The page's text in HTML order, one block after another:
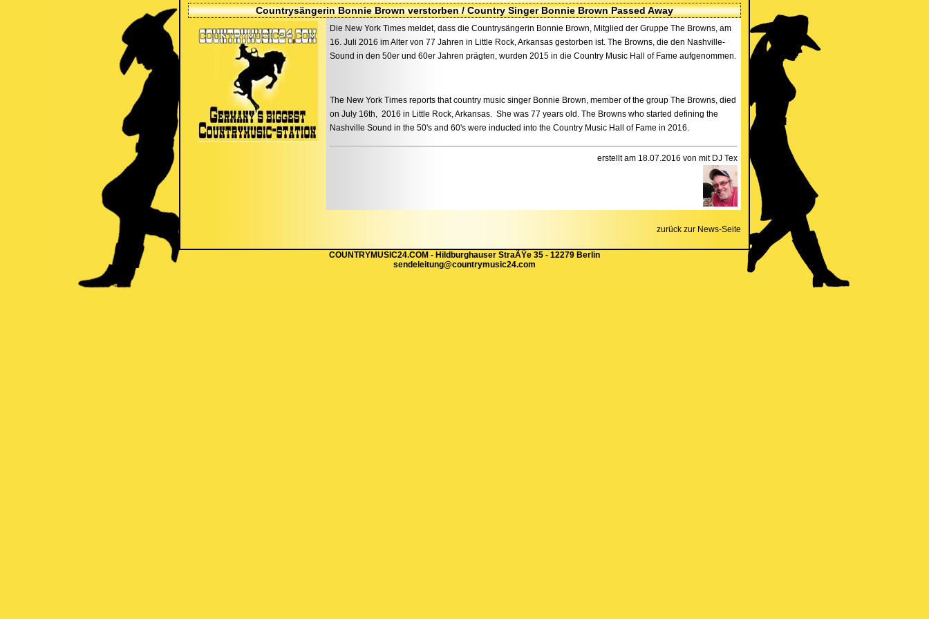
Countrysängerin Bonnie Brown verstorben / Country Singer Bonnie Brown Passed Away
Die New York Times meldet, dass die Countrysängerin Bonnie Brown, Mitglied der Gruppe The Browns, am
16. Juli 2016 im Alter von 77 Jahren in Little Rock, Arkansas gestorben ist. The Browns, die den Nashville-
Sound in den 50er und 60er Jahren prägten, wurden 2015 in die Country Music Hall of Fame aufgenommen.
The New York Times reports that country music singer Bonnie Brown, member of the group The Browns, died
on July 16th, 2016 in Little Rock, Arkansas. She was 77 years old. The Browns who started defining the
Nashville Sound in the 50's and 60's were inducted into the Country Music Hall of Fame in 2016.
erstellt am 18.07.2016 von mit DJ Tex
zurück zur News-Seite
COUNTRYMUSIC24.COM - Hildburghauser StraÃŸe 35 - 12279 Berlin
sendeleitung@countrymusic24.com